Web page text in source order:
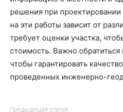
решения при проектировании
на эти работы зависит от
требует оценки участка,
стоимость. Важно
чтобы гарантировать
проведенных инженерно-
Предыдущая статья